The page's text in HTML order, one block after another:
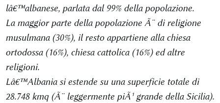
lâ€™albanese, parlata dal 99% della popolazione.
La maggior parte della popolazione Ã¨ di religione
musulmana (30%), il resto appartiene alla chiesa
ortodossa (16%), chiesa cattolica (16%) ed altre
religioni.
Lâ€™Albania si estende su una superficie totale di
28.748 kmq (Ã¨ leggermente piÃ¹ grande della Sicilia).